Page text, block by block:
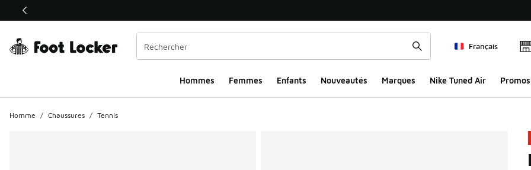
Ce lien ouvrira une nouvelle fenêtre
Français
Hommes​ Femmes Enfants Nouveautés Marques Nike Tuned Air Promos
Homme / Chaussures / Tennis